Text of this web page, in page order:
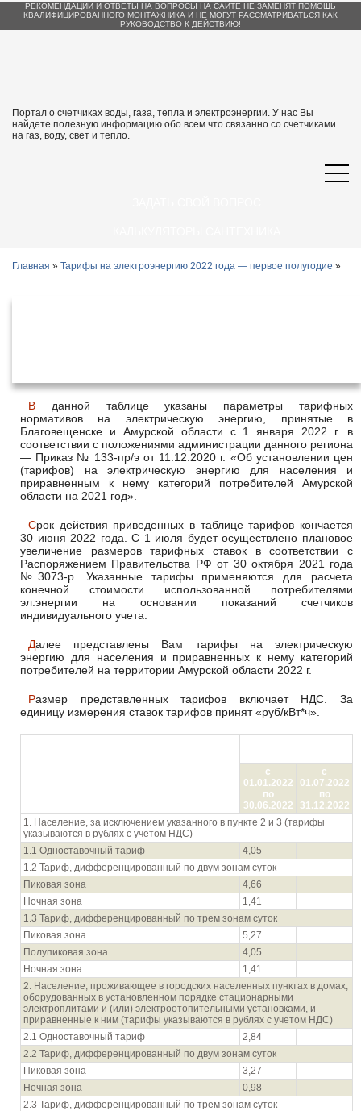
РЕКОМЕНДАЦИИ И ОТВЕТЫ НА ВОПРОСЫ НА САЙТЕ НЕ ЗАМЕНЯТ ПОМОЩЬ
КВАЛИФИЦИРОВАННОГО МОНТАЖНИКА И НЕ МОГУТ РАССМАТРИВАТЬСЯ КАК
РУКОВОДСТВО К ДЕЙСТВИЮ!
Портал о счетчиках воды, газа, тепла и электроэнергии. У нас Вы
найдете полезную информацию обо всем что связанно со счетчиками
на газ, воду, свет и тепло.
Главная » Тарифы на электроэнергию 2022 года — первое полугодие »
В данной таблице указаны параметры тарифных
нормативов на электрическую энергию, принятые в
Благовещенске и Амурской области с 1 января 2022 г. в
соответствии с положениями администрации данного региона
— Приказ № 133-пр/э от 11.12.2020 г. «Об установлении цен
(тарифов) на электрическую энергию для населения и
приравненным к нему категорий потребителей Амурской
области на 2021 год».
Срок действия приведенных в таблице тарифов кончается
30 июня 2022 года. С 1 июля будет осуществлено плановое
увеличение размеров тарифных ставок в соответствии с
Распоряжением Правительства РФ от 30 октября 2021 года
№3073-р. Указанные тарифы применяются для расчета
конечной стоимости использованной потребителями
эл.энергии на основании показаний счетчиков
индивидуального учета.
Далее представлены Вам тарифы на электрическую
энергию для населения и приравненных к нему категорий
потребителей на территории Амурской области 2022 г.
Размер представленных тарифов включает НДС. За
единицу измерения ставок тарифов принят «руб/кВт*ч».
с
01.01.2022
по
30.06.2022
с
01.07.2022
по
31.12.2022
1. Население, за исключением указанного в пункте 2 и 3 (тарифы
указываются в рублях с учетом НДС)
1.1 Одноставочный тариф
4,05
1.2 Тариф, дифференцированный по двум зонам суток
Пиковая зона
4,66
Ночная зона
1,41
1.3 Тариф, дифференцированный по трем зонам суток
Пиковая зона
5,27
Полупиковая зона
4,05
Ночная зона
1,41
2. Население, проживающее в городских населенных пунктах в домах,
оборудованных в установленном порядке стационарными
электроплитами и (или) электроотопительными установками, и
приравненные к ним (тарифы указываются в рублях с учетом НДС)
2.1 Одноставочный тариф
2,84
2.2 Тариф, дифференцированный по двум зонам суток
Пиковая зона
3,27
Ночная зона
0,98
2.3 Тариф, дифференцированный по трем зонам суток